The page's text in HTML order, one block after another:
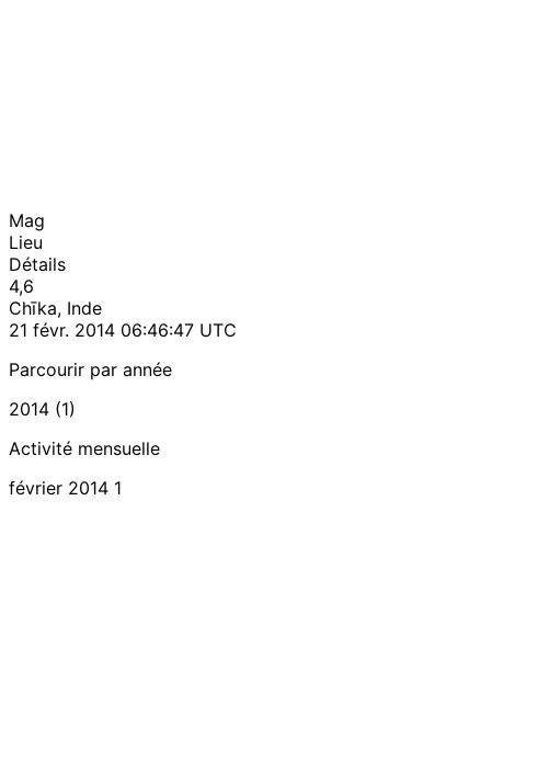
Mag
Lieu
Détails
4,6
Chīka, Inde
21 févr. 2014 06:46:47 UTC
Parcourir par année
2014 (1)
Activité mensuelle
février 2014 1